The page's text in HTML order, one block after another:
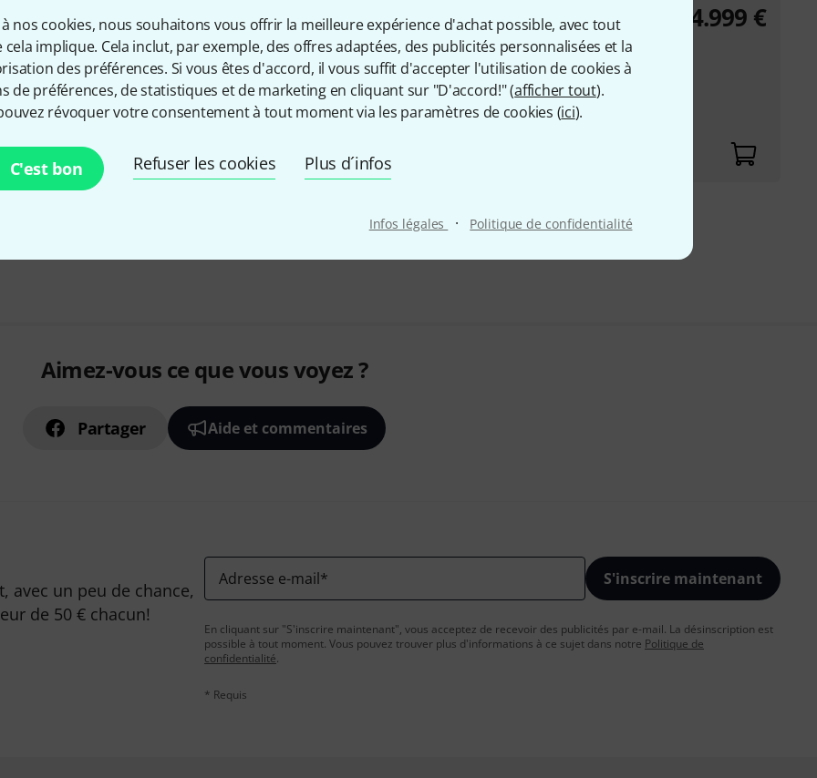
nos cookies, nous souhaitons vous offrir la meilleure expérience d'achat possible, avec tout
cela implique. Cela inclut, par exemple, des offres adaptées, des publicités personnalisées et la
des préférences. Si vous êtes d'accord, il vous suffit d'accepter l'utilisation de cookies à
de préférences, de statistiques et de marketing en cliquant sur "D'accord!" (afficher tout).
révoquer votre consentement à tout moment via les paramètres de cookies (ici).
C'est bon Refuser les cookies Plus d´infos
Infos légales · Politique de confidentialité
Hazelrigg IndustriesVNE
Trajet de signal entièrement à lampe de classe A
Traitement dynamique musical avec des temps
d'attaque et de relâchement ultra-rapides
Réglages du seuil, de l'attaque, du relâchement et
Sur demande
4.999 €
Envoi gratuit à partir de 69 €
Aimez-vous ce que vous voyez ?
Partager Aide et commentaires
avec un peu de chance,
de 50 € chacun!
Adresse e-mail* S'inscrire maintenant
En cliquant sur "S'inscrire maintenant", vous acceptez de recevoir des publicités par e-mail. La désinscription est
possible à tout moment. Vous pouvez trouver plus d'informations à ce sujet dans notre Politique de
confidentialité.
* Requis